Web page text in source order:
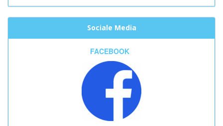
Sociale Media
FACEBOOK